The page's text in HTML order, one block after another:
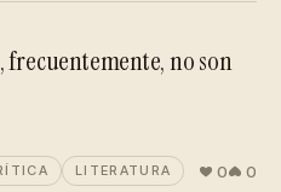
frecuentemente, no son
LITERATURA 0 0